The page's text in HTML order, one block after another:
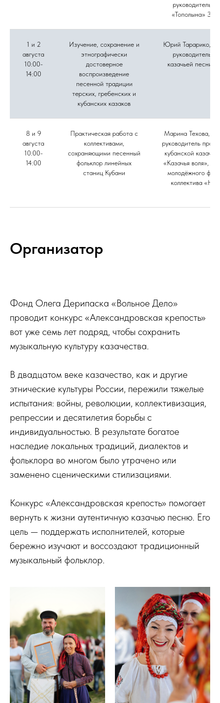
руководитель
«Тополына» Зоя
1 и 2
августа
10:00-
14:00
Изучение, сохранение и
этнографически
достоверное
воспроизведение
песенной традиции
терских, гребенских и
кубанских казаков
Юрий Тарарико,
руководитель
казачьей песни
8 и 9
августа
10:00-
14:00
Практическая работа с
коллективами,
сохраняющими песенный
фольклор линейных
станиц Кубани
Марина Техова,
руководитель
кубанской
«Казачья воля»,
молодёжного
коллектива
Организатор
Фонд Олега Дерипаска «Вольное Дело»
проводит конкурс «Александровская крепость»
вот уже семь лет подряд, чтобы сохранить
музыкальную культуру казачества.
В двадцатом веке казачество, как и другие
этнические культуры России, пережили тяжелые
испытания: войны, революции, коллективизация,
репрессии и десятилетия борьбы с
индивидуальностью. В результате богатое
наследие локальных традиций, диалектов и
фольклора во многом было утрачено или
заменено сценическими стилизациями.
Конкурс «Александровская крепость» помогает
вернуть к жизни аутентичную казачью песню. Его
цель — поддержать исполнителей, которые
бережно изучают и воссоздают традиционный
музыкальный фольклор.